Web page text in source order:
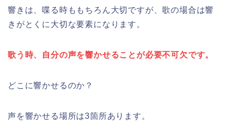
響きは、喋る時ももちろん大切ですが、歌の場合は響
きがとくに大切な要素になります。
歌う時、自分の声を響かせることが必要不可欠です。
どこに響かせるのか？
声を響かせる場所は3箇所あります。